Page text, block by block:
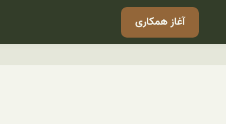
آغاز همکاری